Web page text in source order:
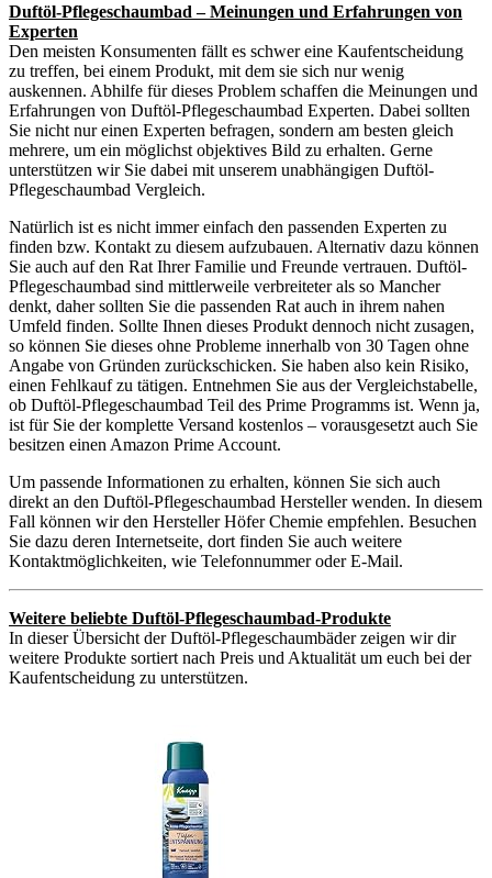
Duftöl-Pflegeschaumbad – Meinungen und Erfahrungen von
Experten
Den meisten Konsumenten fällt es schwer eine Kaufentscheidung
zu treffen, bei einem Produkt, mit dem sie sich nur wenig
auskennen. Abhilfe für dieses Problem schaffen die Meinungen und
Erfahrungen von Duftöl-Pflegeschaumbad Experten. Dabei sollten
Sie nicht nur einen Experten befragen, sondern am besten gleich
mehrere, um ein möglichst objektives Bild zu erhalten. Gerne
unterstützen wir Sie dabei mit unserem unabhängigen Duftöl-
Pflegeschaumbad Vergleich.
Natürlich ist es nicht immer einfach den passenden Experten zu
finden bzw. Kontakt zu diesem aufzubauen. Alternativ dazu können
Sie auch auf den Rat Ihrer Familie und Freunde vertrauen. Duftöl-
Pflegeschaumbad sind mittlerweile verbreiteter als so Mancher
denkt, daher sollten Sie die passenden Rat auch in ihrem nahen
Umfeld finden. Sollte Ihnen dieses Produkt dennoch nicht zusagen,
so können Sie dieses ohne Probleme innerhalb von 30 Tagen ohne
Angabe von Gründen zurückschicken. Sie haben also kein Risiko,
einen Fehlkauf zu tätigen. Entnehmen Sie aus der Vergleichstabelle,
ob Duftöl-Pflegeschaumbad Teil des Prime Programms ist. Wenn ja,
ist für Sie der komplette Versand kostenlos – vorausgesetzt auch Sie
besitzen einen Amazon Prime Account.
Um passende Informationen zu erhalten, können Sie sich auch
direkt an den Duftöl-Pflegeschaumbad Hersteller wenden. In diesem
Fall können wir den Hersteller Höfer Chemie empfehlen. Besuchen
Sie dazu deren Internetseite, dort finden Sie auch weitere
Kontaktmöglichkeiten, wie Telefonnummer oder E-Mail.
Weitere beliebte Duftöl-Pflegeschaumbad-Produkte
In dieser Übersicht der Duftöl-Pflegeschaumbäder zeigen wir dir
weitere Produkte sortiert nach Preis und Aktualität um euch bei der
Kaufentscheidung zu unterstützen.